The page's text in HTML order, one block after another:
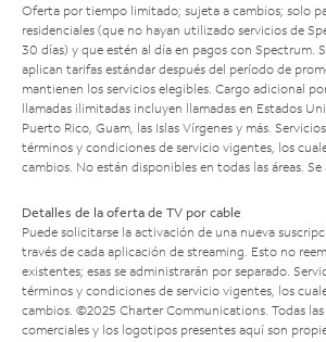
Oferta por tiempo limitado; sujeta a cambios; solo
residenciales (que no hayan utilizado servicios de
30 días) y que estén al día en pagos con Spectrum.
aplican tarifas estándar después del período de
mantienen los servicios elegibles. Cargo adicional
llamadas ilimitadas incluyen llamadas en Estados
Puerto Rico, Guam, las Islas Vírgenes y más.
términos y condiciones de servicio vigentes, los
cambios. No están disponibles en todas las áreas.
Detalles de la oferta de TV por cable
Puede solicitarse la activación de una nueva
través de cada aplicación de streaming. Esto no
existentes; esas se administrarán por separado.
términos y condiciones de servicio vigentes, los
cambios. ©2025 Charter Communications. Todas las
comerciales y los logotipos presentes aquí son